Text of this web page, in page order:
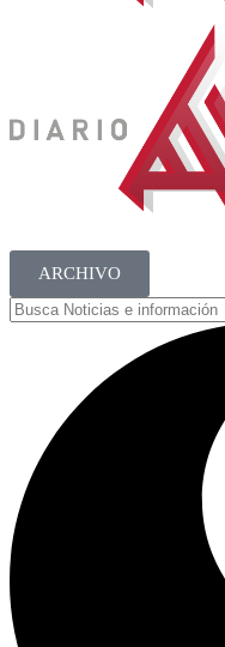
ARCHIVO